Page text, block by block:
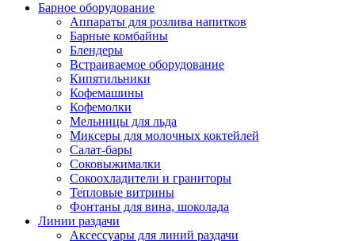
Барное оборудование
Аппараты для розлива напитков
Барные комбайны
Блендеры
Встраиваемое оборудование
Кипятильники
Кофемашины
Кофемолки
Мельницы для льда
Миксеры для молочных коктейлей
Салат-бары
Соковыжималки
Сокоохладители и граниторы
Тепловые витрины
Фонтаны для вина, шоколада
Линии раздачи
Аксессуары для линий раздачи